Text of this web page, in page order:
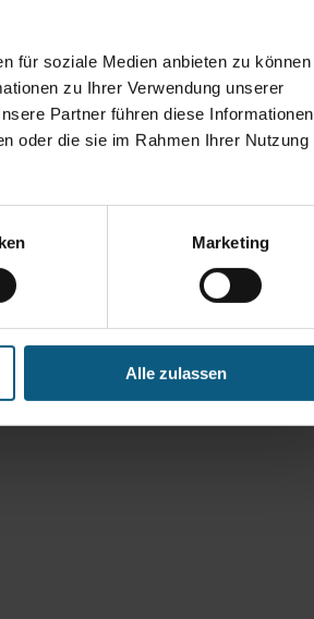
für soziale Medien anbieten zu können
zu Ihrer Verwendung unserer
Partner führen diese Informationen
oder die sie im Rahmen Ihrer Nutzung
Marketing
Alle zulassen